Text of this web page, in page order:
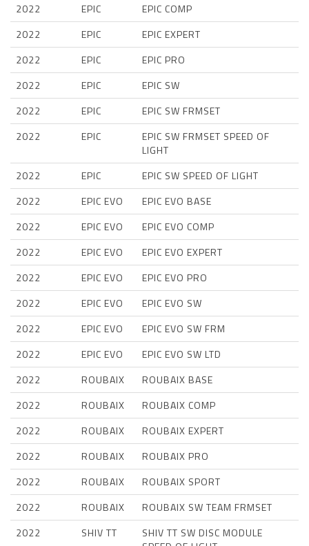
2022
EPIC
EPIC COMP
2022
EPIC
EPIC EXPERT
2022
EPIC
EPIC PRO
2022
EPIC
EPIC SW
2022
EPIC
EPIC SW FRMSET
2022
EPIC
EPIC SW FRMSET SPEED OF
LIGHT
2022
EPIC
EPIC SW SPEED OF LIGHT
2022
EPIC EVO
EPIC EVO BASE
2022
EPIC EVO
EPIC EVO COMP
2022
EPIC EVO
EPIC EVO EXPERT
2022
EPIC EVO
EPIC EVO PRO
2022
EPIC EVO
EPIC EVO SW
2022
EPIC EVO
EPIC EVO SW FRM
2022
EPIC EVO
EPIC EVO SW LTD
2022
ROUBAIX
ROUBAIX BASE
2022
ROUBAIX
ROUBAIX COMP
2022
ROUBAIX
ROUBAIX EXPERT
2022
ROUBAIX
ROUBAIX PRO
2022
ROUBAIX
ROUBAIX SPORT
2022
ROUBAIX
ROUBAIX SW TEAM FRMSET
2022
SHIV TT
SHIV TT SW DISC MODULE